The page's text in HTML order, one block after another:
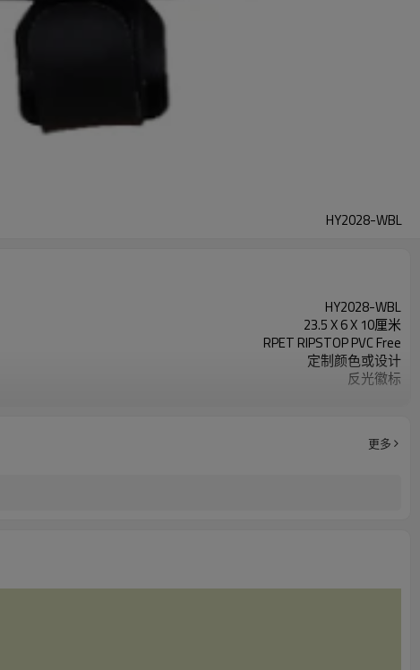
HY2028-WBL
HY2028-WBL
23.5 X 6 X 10厘米
RPET RIPSTOP PVC Free
定制颜色或设计
反光徽标
更多